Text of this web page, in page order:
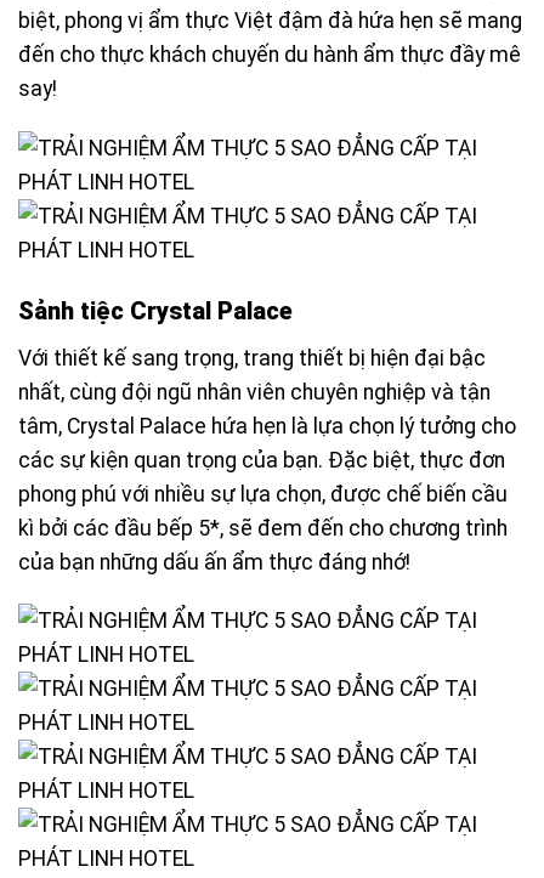
biệt, phong vị ẩm thực Việt đậm đà hứa hẹn sẽ mang
đến cho thực khách chuyến du hành ẩm thực đầy mê
say!
Sảnh tiệc Crystal Palace
Với thiết kế sang trọng, trang thiết bị hiện đại bậc
nhất, cùng đội ngũ nhân viên chuyên nghiệp và tận
tâm, Crystal Palace hứa hẹn là lựa chọn lý tưởng cho
các sự kiện quan trọng của bạn. Đặc biệt, thực đơn
phong phú với nhiều sự lựa chọn, được chế biến cầu
kì bởi các đầu bếp 5*, sẽ đem đến cho chương trình
của bạn những dấu ấn ẩm thực đáng nhớ!